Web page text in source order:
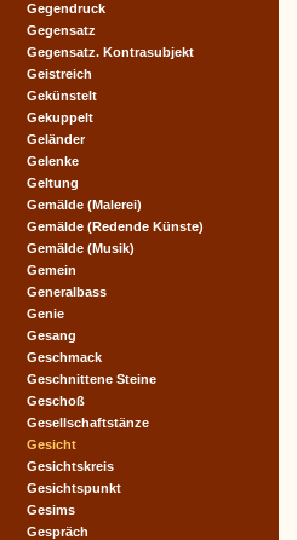
Gegendruck
Gegensatz
Gegensatz. Kontrasubjekt
Geistreich
Gekünstelt
Gekuppelt
Geländer
Gelenke
Geltung
Gemälde (Malerei)
Gemälde (Redende Künste)
Gemälde (Musik)
Gemein
Generalbass
Genie
Gesang
Geschmack
Geschnittene Steine
Geschoß
Gesellschaftstänze
Gesicht
Gesichtskreis
Gesichtspunkt
Gesims
Gespräch